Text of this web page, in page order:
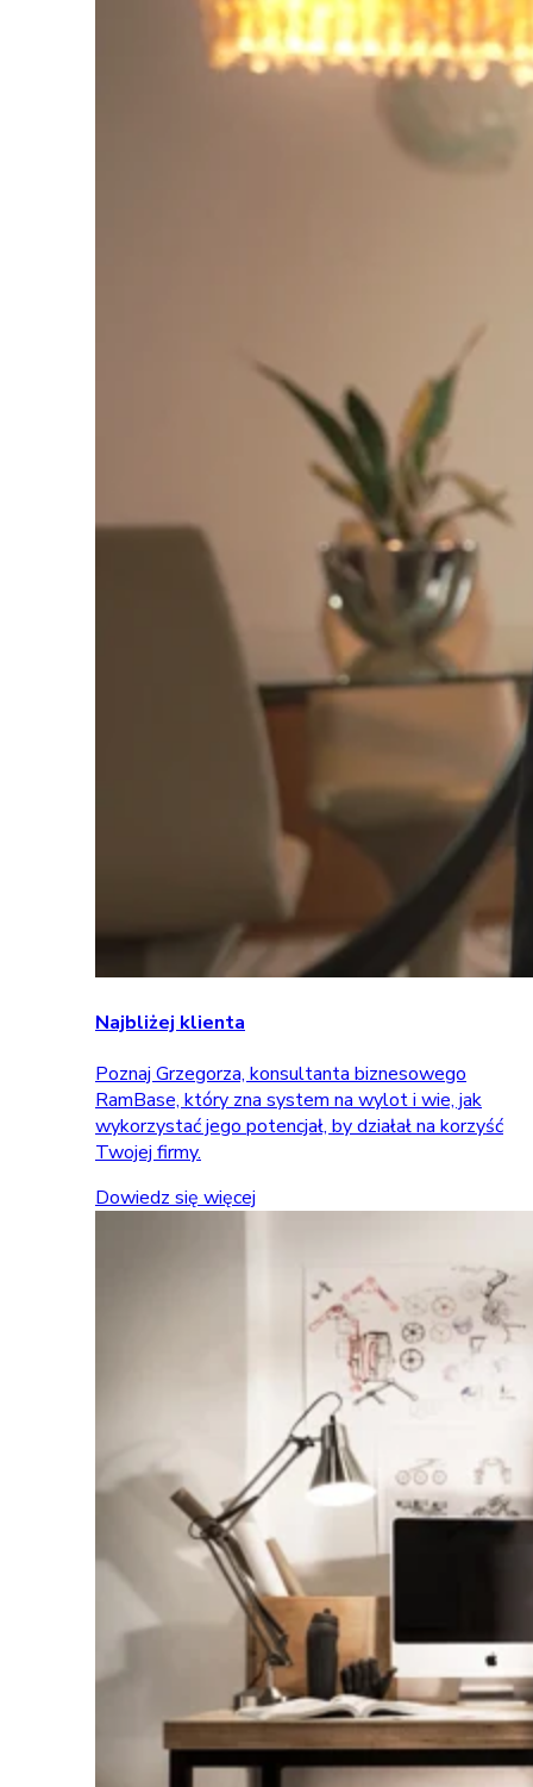
Najbliżej klienta
Poznaj Grzegorza, konsultanta biznesowego
RamBase, który zna system na wylot i wie, jak
wykorzystać jego potencjał, by działał na korzyść
Twojej firmy.
Dowiedz się więcej